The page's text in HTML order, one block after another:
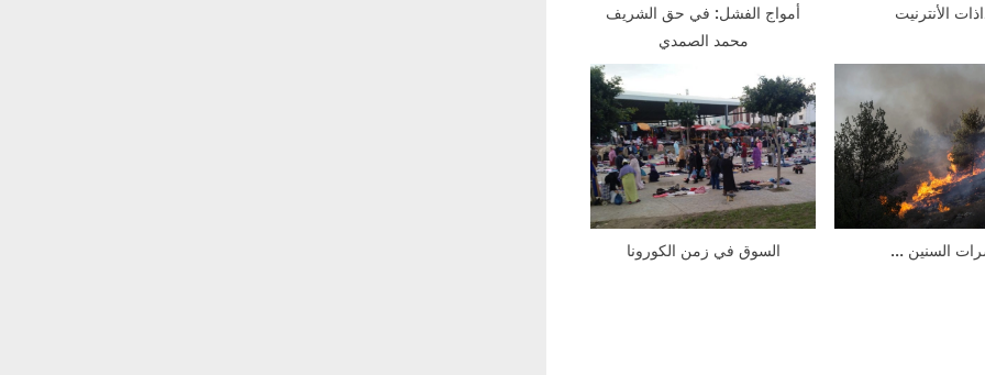
الأنترنيت
أمواج الفشل: في حق الشريف
محمد الصمدي
السنين … السوق في زمن الكورونا